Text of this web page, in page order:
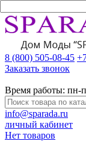
8 (800) 505-08-45
Заказать звонок
Время работы: пн-
info@sparada.ru
личный кабинет
Нет товаров